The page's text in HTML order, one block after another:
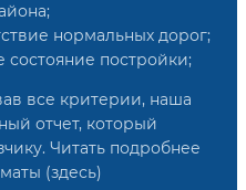
нормальных дорог;
постройки;
все критерии, наша
отчет, который
Читать подробнее
(здесь)